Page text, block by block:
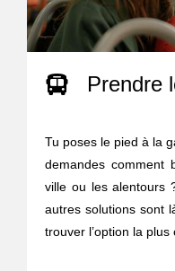
Prendre
Tu poses le pied à la
demandes comment
ville ou les alentours
autres solutions sont
trouver l’option la